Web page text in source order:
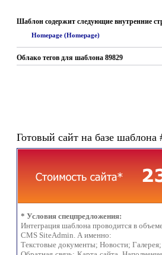
Шаблон содержит следующие внутренние
Homepage (Homepage)
Облако тегов для шаблона 89829
Готовый сайт на базе шаблона
* Условия спецпредложения:
Интеграция шаблона проводится в
CMS SiteAdmin. А именно:
Текстовые документы; Новости;